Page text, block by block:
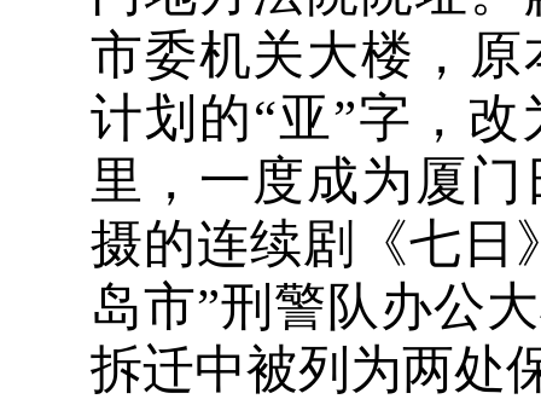
市委机关大楼，
计划的“亚”字，
里，一度成为厦
摄的连续剧《七日
岛市”刑警队办公
拆迁中被列为两处